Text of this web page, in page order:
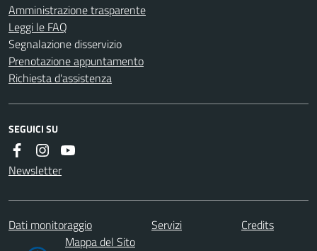
Amministrazione trasparente
Leggi le FAQ
Segnalazione disservizio
Prenotazione appuntamento
Richiesta d'assistenza
SEGUICI SU
Newsletter
Dati monitoraggio Servizi
Credits
Mappa del Sito